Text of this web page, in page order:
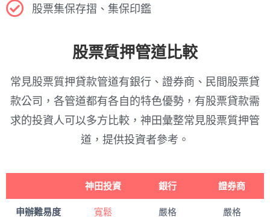
股票集保存摺、集保印鑑
股票質押管道比較
常見股票質押貸款管道有銀行、證券商、民間股票貸
款公司，各管道都有各自的特色優勢，有股票貸款需
求的投資人可以多方比較，神田彙整常見股票質押管
道，提供投資者參考。
神田投資 銀行 證券商
申辦難易度 寬鬆 嚴格 嚴格